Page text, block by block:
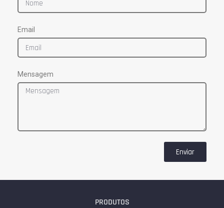
Email
Mensagem
Enviar
PRODUTOS